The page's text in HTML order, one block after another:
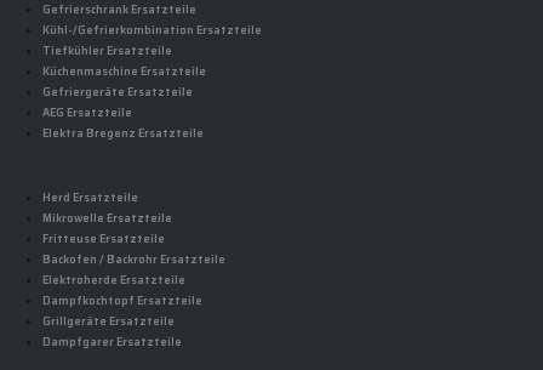
Gefrierschrank Ersatzteile
Kühl-/Gefrierkombination Ersatzteile
Tiefkühler Ersatzteile
Küchenmaschine Ersatzteile
Gefriergeräte Ersatzteile
AEG Ersatzteile
Elektra Bregenz Ersatzteile
Herd Ersatzteile
Mikrowelle Ersatzteile
Fritteuse Ersatzteile
Backofen / Backrohr Ersatzteile
Elektroherde Ersatzteile
Dampfkochtopf Ersatzteile
Grillgeräte Ersatzteile
Dampfgarer Ersatzteile